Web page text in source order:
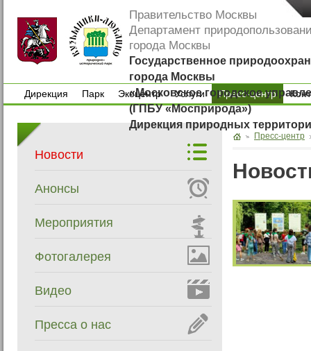
Правительство Москвы
Департамент
города Москвы
Государственное
города Москвы
«Московское городское
(ГПБУ «Мосприрода»)
Дирекция природных
Дирекция
Парк
Экоцентр
Экоцентр
Услуги
Услуги
Пресс-центр
Новости
Анонсы
Мероприятия
Фотогалерея
Видео
Пресса о нас
Пресс-центр